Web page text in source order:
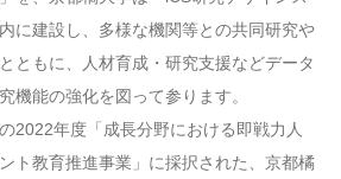
に建設し、多様な機関等との共同研究や
ともに、人材育成・研究支援などデータ
機能の強化を図って参ります。
2022年度「成長分野における即戦力人
ト教育推進事業」に採択された、京都橘